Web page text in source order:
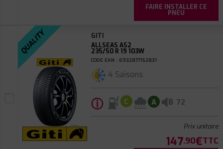
FAIRE INSTALLER CE
PNEU
QUALITY
GITI
ALLSEAS AS2
235/50 R 19 103W
CODE EAN : 6932877152831
4 Saisons
ⓘ C A B 72
Prix unitaire
147.90€TTC